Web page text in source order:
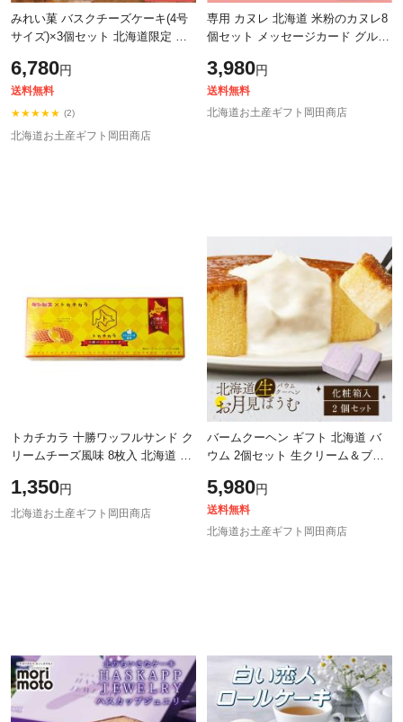
みれい菓 バスクチーズケーキ(4号
サイズ)×3個セット 北海道限定 お
イーツ チーズケーキ ギフト お中
元
6,780円
送料無料
★★★★★ (2)
北海道お土産ギフト岡田商店
専用 カヌレ 北海道 米粉のカヌレ8
個セット メッセージカード グルテ
取り寄せ【冷凍】【まる】 お中元
3,980円
送料無料
北海道お土産ギフト岡田商店
トカチカラ 十勝ワッフルサンド ク
リームチーズ風味 8枚入 北海道 お
気 御中元 夏ギフト
1,350円
北海道お土産ギフト岡田商店
バームクーヘン ギフト 北海道 バ
ウム 2個セット 生クリーム＆ブリ
子 ギフト お取り寄せ スイーツ プ
レ
5,980円
送料無料
北海道お土産ギフト岡田商店